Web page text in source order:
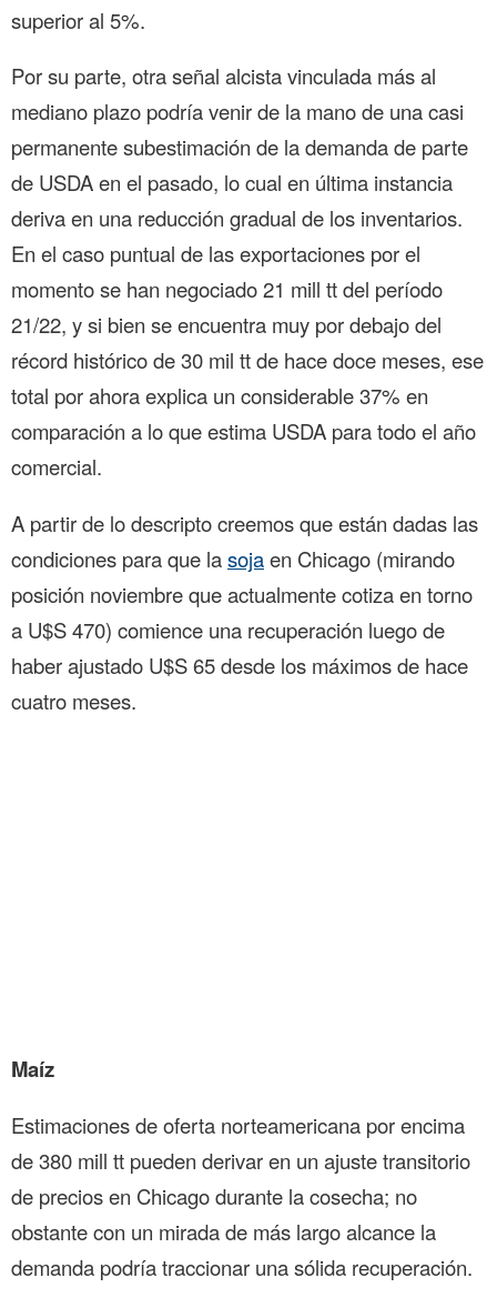
superior al 5%.
Por su parte, otra señal alcista vinculada más al
mediano plazo podría venir de la mano de una casi
permanente subestimación de la demanda de parte
de USDA en el pasado, lo cual en última instancia
deriva en una reducción gradual de los inventarios.
En el caso puntual de las exportaciones por el
momento se han negociado 21 mill tt del período
21/22, y si bien se encuentra muy por debajo del
récord histórico de 30 mil tt de hace doce meses, ese
total por ahora explica un considerable 37% en
comparación a lo que estima USDA para todo el año
comercial.
A partir de lo descripto creemos que están dadas las
condiciones para que lasojaen Chicago (mirando
posición noviembre que actualmente cotiza en torno
a U$S 470) comience una recuperación luego de
haber ajustado U$S 65 desde los máximos de hace
cuatro meses.
Maíz
Estimaciones de oferta norteamericana por encima
de 380 mill tt pueden derivar en un ajuste transitorio
de precios en Chicago durante la cosecha; no
obstante con un mirada de más largo alcance la
demanda podría traccionar una sólida recuperación.